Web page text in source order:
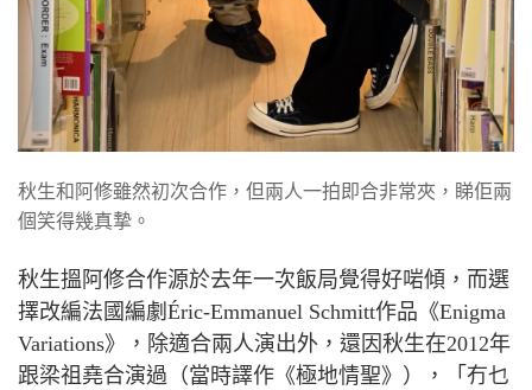
秋生和阿修雖然初次合作，但兩人一拍即合非常夾，睇佢兩
個笑得幾真摯。
秋生搵阿修合作源於去年一次飯局覺得好啱傾，而選
擇改編法國編劇 Éric-Emmanuel Schmitt作品《Enigma
Variations》，除適合兩人演出外，還因秋生在2012年
跟梁祖堯合演過（當時譯作《極地情聖》），「冇乜